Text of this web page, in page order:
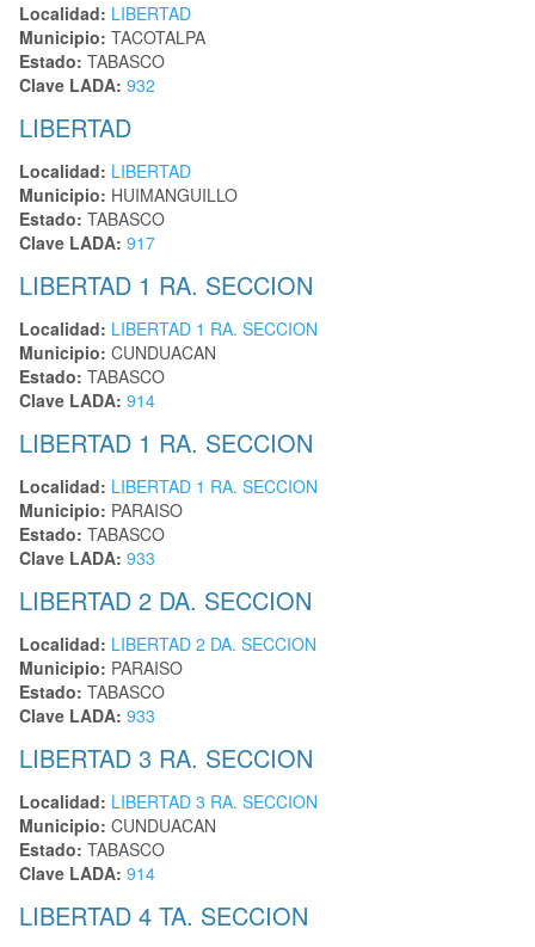
Localidad: LIBERTAD
Municipio: TACOTALPA
Estado: TABASCO
Clave LADA: 932
LIBERTAD
Localidad: LIBERTAD
Municipio: HUIMANGUILLO
Estado: TABASCO
Clave LADA: 917
LIBERTAD 1 RA. SECCION
Localidad: LIBERTAD 1 RA. SECCION
Municipio: CUNDUACAN
Estado: TABASCO
Clave LADA: 914
LIBERTAD 1 RA. SECCION
Localidad: LIBERTAD 1 RA. SECCION
Municipio: PARAISO
Estado: TABASCO
Clave LADA: 933
LIBERTAD 2 DA. SECCION
Localidad: LIBERTAD 2 DA. SECCION
Municipio: PARAISO
Estado: TABASCO
Clave LADA: 933
LIBERTAD 3 RA. SECCION
Localidad: LIBERTAD 3 RA. SECCION
Municipio: CUNDUACAN
Estado: TABASCO
Clave LADA: 914
LIBERTAD 4 TA. SECCION